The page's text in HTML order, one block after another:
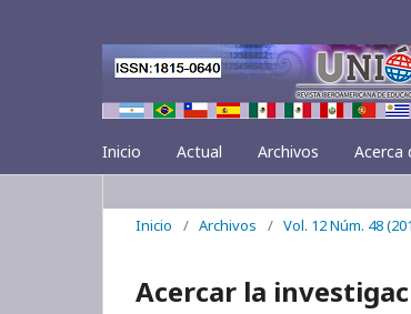
Inicio Actual Archivos Acerca
Inicio / Archivos / Vol. 12 Núm. 48
Acercar la